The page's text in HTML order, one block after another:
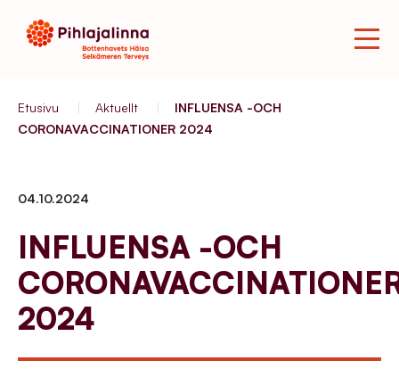
Etusivu Aktuellt
INFLUENSA -OCH
CORONAVACCINATIONER 2024
04.10.2024
INFLUENSA -OCH
2024